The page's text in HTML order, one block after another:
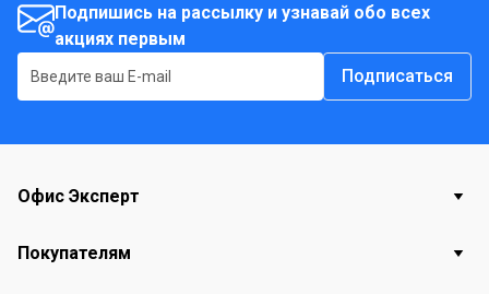
Подпишись на рассылку и узнавай обо всех
акциях первым
Подписаться
Офис Эксперт
Покупателям